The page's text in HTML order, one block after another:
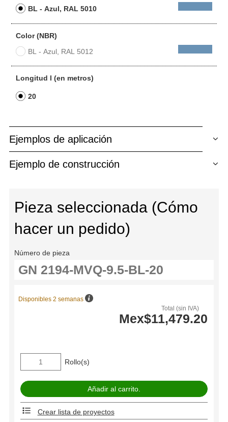
BL - Azul, RAL 5010
Color (NBR)
BL - Azul, RAL 5012
Longitud l (en metros)
20
Ejemplos de aplicación
Ejemplo de construcción
Pieza seleccionada (Cómo
hacer un pedido)
Número de pieza
Total (sin IVA)
Mex$11,479.20
Disponibles 2 semanas
Rollo(s)
Crear lista de proyectos